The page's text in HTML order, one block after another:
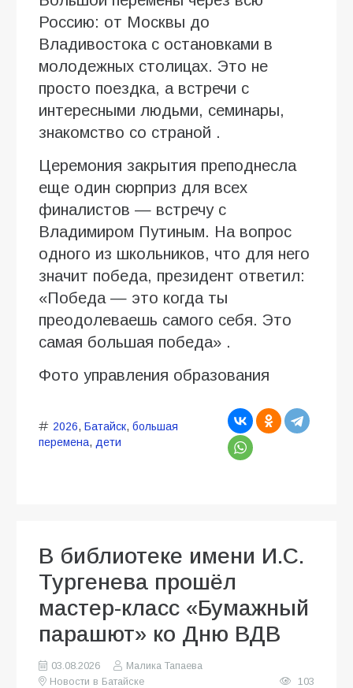
Россию: от Москвы до
Владивостока с остановками в
молодежных столицах. Это не
просто поездка, а встречи с
интересными людьми, семинары,
знакомство со страной .
Церемония закрытия преподнесла
еще один сюрприз для всех
финалистов — встречу с
Владимиром Путиным. На вопрос
одного из школьников, что для него
значит победа, президент ответил:
«Победа — это когда ты
преодолеваешь самого себя. Это
самая большая победа» .
Фото управления образования
2026, Батайск, большая
перемена, дети
В библиотеке имени И.С.
Тургенева прошёл
мастер-класс «Бумажный
парашют» ко Дню ВДВ
03.08.2026
Малика Тапаева
Новости в Батайске
103